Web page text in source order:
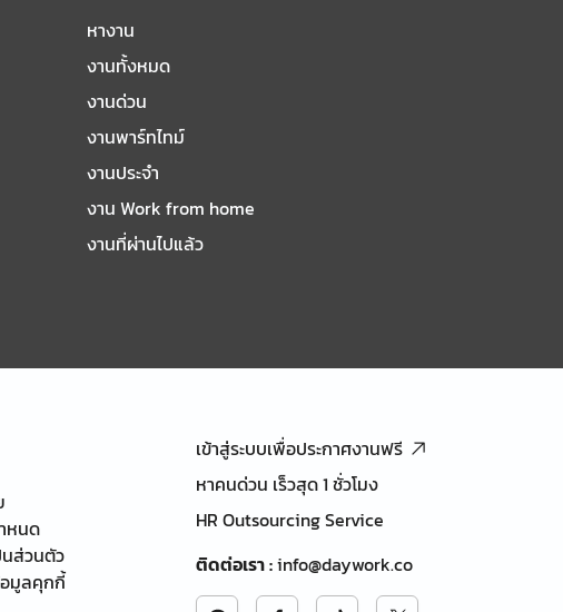
หางาน
งานทั้งหมด
งานด่วน
งานพาร์ทไทม์
งานประจำ
งาน Work from home
งานที่ผ่านไปแล้ว
หนด
นส่วนตัว
อมูลคุกกี้
เข้าสู่ระบบเพื่อประกาศงานฟรี
หาคนด่วน เร็วสุด 1 ชั่วโมง
HR Outsourcing Service
ติดต่อเรา:info@daywork.co